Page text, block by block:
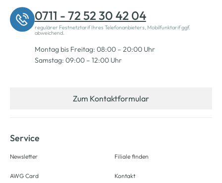
0711 - 72 52 30 42 04
regulärer Festnetztarif Ihres Telefonanbieters, Mobilfunktarif ggf.
abweichend.
Montag bis Freitag: 08:00 – 20:00 Uhr
Samstag: 09:00 – 12:00 Uhr
Zum Kontaktformular
Service
Newsletter
AWG Card
Filiale finden
Kontakt